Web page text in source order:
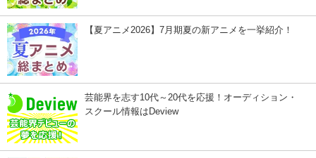
【夏アニメ2026】7月期夏の新アニメを一挙紹介！
芸能界を志す10代～20代を応援！オーディション・
スクール情報はDeview